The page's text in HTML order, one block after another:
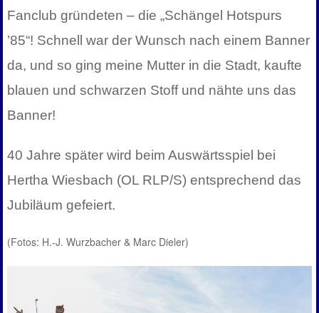
Fanclub gründeten – die „Schängel Hotspurs
’85“! Schnell war der Wunsch nach einem Banner
da, und so ging meine Mutter in die Stadt, kaufte
blauen und schwarzen Stoff und nähte uns das
Banner!
40 Jahre später wird beim Auswärtsspiel bei
Hertha Wiesbach (OL RLP/S) entsprechend das
Jubiläum gefeiert.
(Fotos: H.-J. Wurzbacher & Marc Dieler)